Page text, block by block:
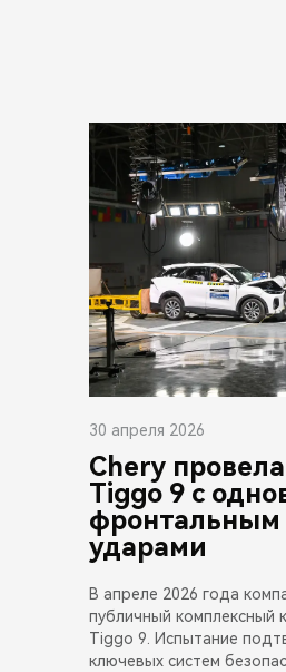
30 апреля 2026
Chery
Tiggo 9 с
фронтальным
ударами
В апреле 2026 года
публичный комплексный
Tiggo 9. Испытание
ключевых систем